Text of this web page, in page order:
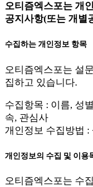
오티즘엑스포는 개
공지사항(또는 개별
수집하는 개인정보 항목
오티즘엑스포는 설
집하고 있습니다.
수집항목 : 이름, 성
속, 관심사
개인정보 수집방법 :
개인정보의 수집 및 이용
오티즘엑스포는 수